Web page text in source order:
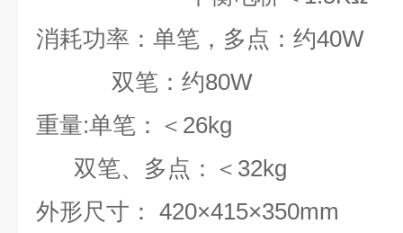
消耗功率：单笔，多点：约40W
双笔：约80W
重量:单笔：＜26kg
双笔、多点：＜32kg
外形尺寸： 420×415×350mm